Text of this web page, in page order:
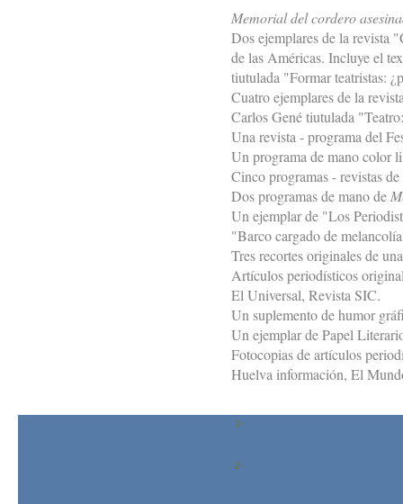
Memorial del cordero
Dos ejemplares de la revista
de las Américas. Incluye el
tiutulada "Formar teatristas:
Cuatro ejemplares de la
Carlos Gené tiutulada
Una revista - programa del
Un programa de mano color
Cinco programas - revistas
Dos programas de mano de
Un ejemplar de "Los
"Barco cargado de
Tres recortes originales de
Artículos periodísticos
El Universal, Revista SIC.
Un suplemento de humor
Un ejemplar de Papel
Fotocopias de artículos
Huelva información, El